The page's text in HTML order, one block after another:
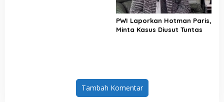
PWI Laporkan Hotman Paris,
Minta Kasus Diusut Tuntas
Tambah Komentar